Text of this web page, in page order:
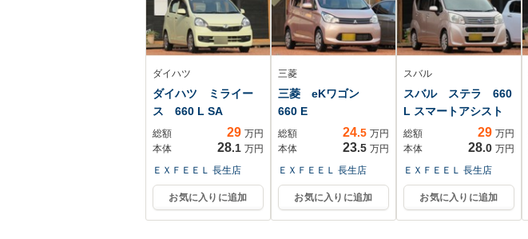
ダイハツ
ダイハツ ミライー
ス 660 L SA
総額 29 万円
本体
28.1 万円
ＥＸＦＥＥＬ 長生店
お気に入りに追加
三菱
三菱 eKワゴン
660 E
総額 24.5 万円
本体
23.5 万円
ＥＸＦＥＥＬ 長生店
お気に入りに追加
スバル
スバル ステラ 660
L スマートアシスト
総額 29 万円
本体
28.0 万円
ＥＸＦＥＥＬ 長生店
お気に入りに追加